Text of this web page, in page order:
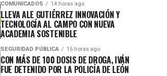
COMUNICADOS 14 horas ago
LLEVA ALE GUTIÉRREZ INNOVACIÓN Y
TECNOLOGÍA AL CAMPO CON NUEVA
ACADEMIA SOSTENIBLE
SEGURIDAD PÚBLICA 15 horas ago
CON MÁS DE 100 DOSIS DE DROGA, IVÁN
FUE DETENIDO POR LA POLICÍA DE LEÓN